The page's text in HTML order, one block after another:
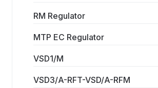
RM Regulator
MTP EC Regulator
VSD1/M
VSD3/A-RFT-VSD/A-RFM